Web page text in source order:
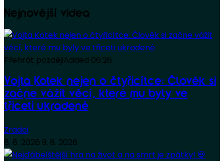
Nejnovější videa
Přehrát pozdějiAdded 06:26
Vojta Kotek nejen o čtyřicítce: Člověk si
začne vážit věcí, které mu byly ve
třiceti ukradené
Zradci
8. 8. 2026 9. 8. 2026